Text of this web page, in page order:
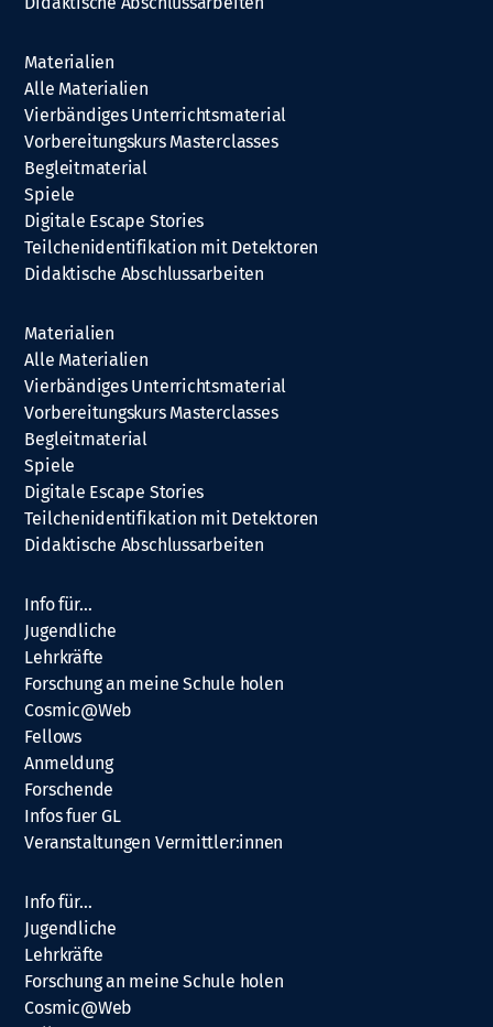
Materialien
Alle Materialien
Vierbändiges Unterrichtsmaterial
Vorbereitungskurs Masterclasses
Begleitmaterial
Spiele
Digitale Escape Stories
Teilchenidentifikation mit Detektoren
Didaktische Abschlussarbeiten
Materialien
Alle Materialien
Vierbändiges Unterrichtsmaterial
Vorbereitungskurs Masterclasses
Begleitmaterial
Spiele
Digitale Escape Stories
Teilchenidentifikation mit Detektoren
Didaktische Abschlussarbeiten
Info für…
Jugendliche
Lehrkräfte
Forschung an meine Schule holen
Cosmic@Web
Fellows
Anmeldung
Forschende
Infos fuer GL
Veranstaltungen Vermittler:innen
Info für…
Jugendliche
Lehrkräfte
Forschung an meine Schule holen
Cosmic@Web